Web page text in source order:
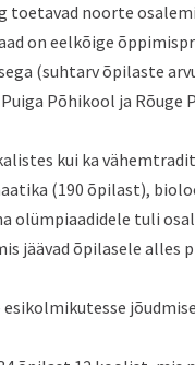
noorte
on eelkõige
(suhtarv õpilaste
Põhikool ja Rõuge
kui ka
(190 õpilast),
olümpiaadidele tuli
jäävad õpilasele alles